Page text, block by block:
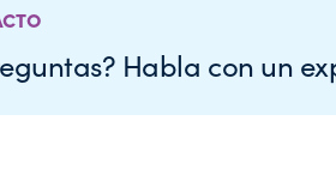
Habla con un